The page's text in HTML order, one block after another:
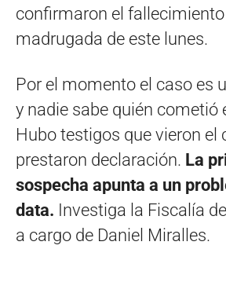
confirmaron el
madrugada de este lunes.
Por el momento el caso es
y nadie sabe quién cometió
Hubo testigos que vieron el
prestaron declaración. La
sospecha apunta a un
data. Investiga la Fiscalía
a cargo de Daniel Miralles.